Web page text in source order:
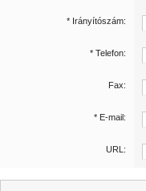
* Irányítószám:
* Telefon:
Fax:
* E-mail:
URL: